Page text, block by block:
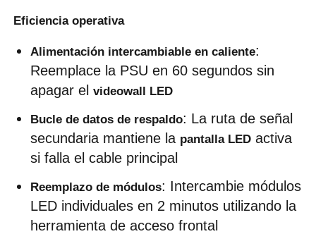
Eficiencia operativa
Alimentación intercambiable en caliente:
Reemplace la PSU en 60 segundos sin
apagar el videowall LED
Bucle de datos de respaldo: La ruta de señal
secundaria mantiene la pantalla LED activa
si falla el cable principal
Reemplazo de módulos: Intercambie módulos
LED individuales en 2 minutos utilizando la
herramienta de acceso frontal